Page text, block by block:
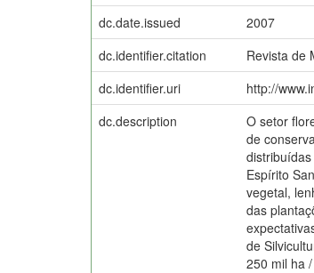
dc.date.issued
2007
dc.identifier.citation
Revista de
dc.identifier.uri
http://
dc.description
O setor
de
Espírito
vegetal,
das
de
250 mil ha